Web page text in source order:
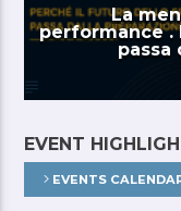
La
performance
passa
EVENT
EVENTS